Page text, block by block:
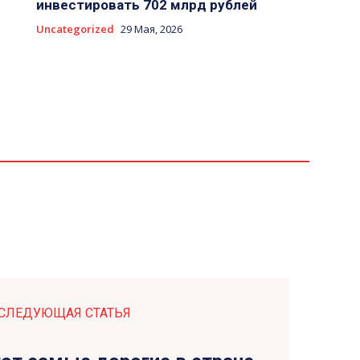
инвестировать 702 млрд рублей
Uncategorized 29 Мая, 2026
СТАТЬЯ